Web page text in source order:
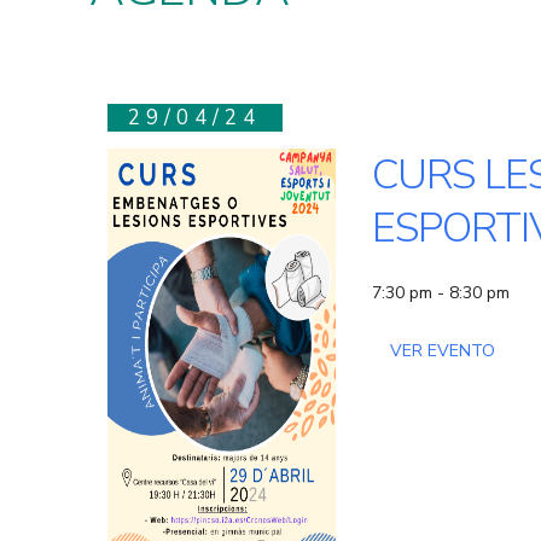
29/04/24
CURS
7:30 pm - 8:30 pm
VER EVENTO